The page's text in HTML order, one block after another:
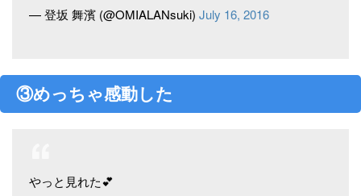
— 登坂 舞濱 (@OMIALANsuki) July 16, 2016
③めっちゃ感動した
やっと見れた💕